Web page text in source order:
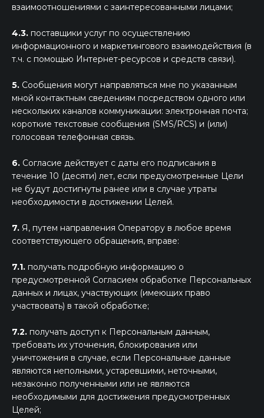
взаимоотношениями с заинтересованными лицами;
4.3. поставщики услуг по осуществлению
информационного и маркетингового взаимодействия (в
т.ч. с помощью Интернет-ресурсов и средств связи).
5. Сообщения могут направляться мне по указанным
мной контактным сведениям посредством одного или
нескольких каналов коммуникации: электронная почта;
короткие текстовые сообщения (SMS/RCS) и (или)
голосовая телефонная связь.
6. Согласие действует с даты его подписания в
течение 10 (десяти) лет, если предусмотренные Цели
не будут достигнуты ранее или в случае утраты
необходимости в достижении Целей.
7. Я, путем направления Оператору в любое время
соответствующего обращения, вправе:
7.1. получать подробную информацию о
предусмотренной Согласием обработке Персональных
данных и лицах, участвующих (имеющих право
участвовать) в такой обработке;
7.2. получать доступ к Персональным данным,
требовать их уточнения, блокирования или
уничтожения в случае, если Персональные данные
являются неполными, устаревшими, неточными,
незаконно полученными или не являются
необходимыми для достижения предусмотренных
Целей;